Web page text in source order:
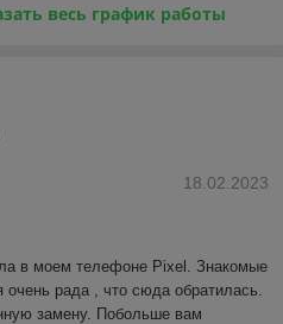
весь график работы
18.02.2023
в моем телефоне Pixel. Знакомые
очень рада , что сюда обратилась.
замену. Побольше вам